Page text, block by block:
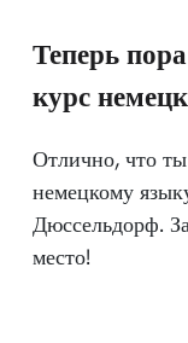
Теперь
курс
Отлично, что
немецкому
Дюссельдорф.
место!